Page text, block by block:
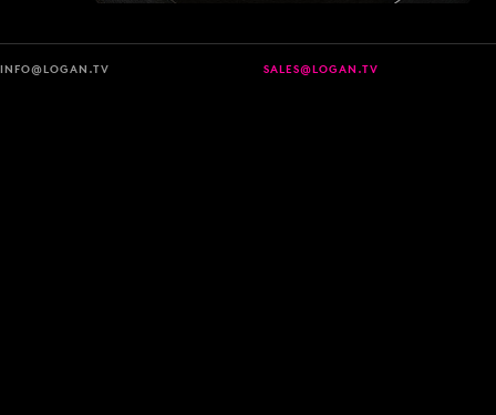
INFO@LOGAN.TV SALES@LOGAN.TV